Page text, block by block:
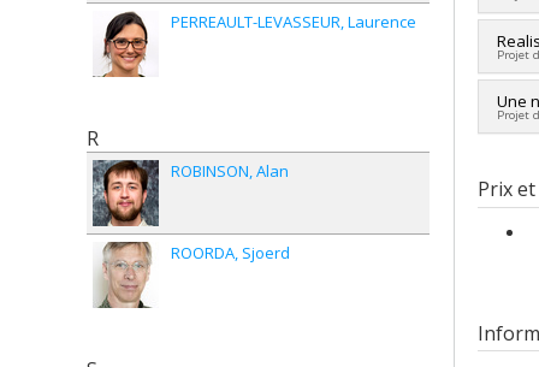
Projet
Une
Projet
Prix
PERREAULT-LEVASSEUR Laurence
R
ROBINSON Alan
ROORDA Sjoerd